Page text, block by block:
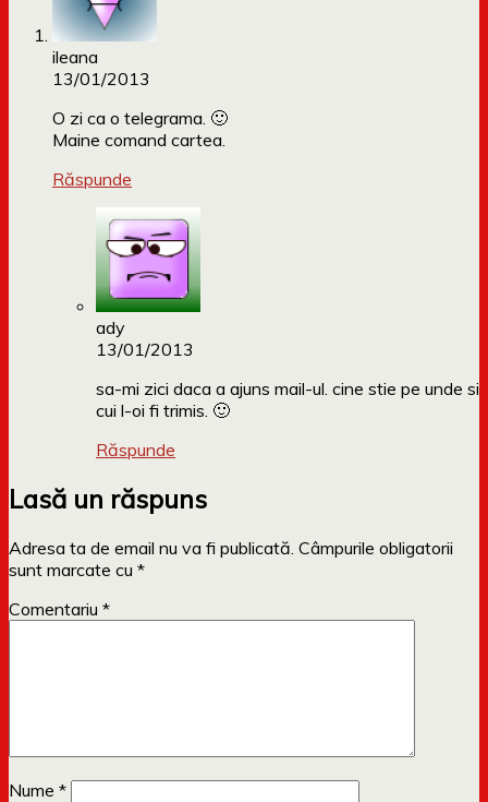
ileana
13/01/2013
O zi ca o telegrama. 🙂
Maine comand cartea.
Răspunde
ady
13/01/2013
sa-mi zici daca a ajuns mail-ul. cine stie pe unde si
cui l-oi fi trimis. 🙂
Răspunde
Lasă un răspuns
Adresa ta de email nu va fi publicată. Câmpurile obligatorii
sunt marcate cu *
Comentariu *
Nume *